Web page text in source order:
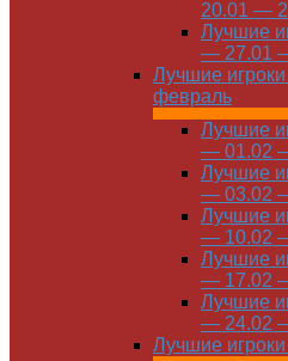
20.01 —
Лучшие
— 27.01
Лучшие
февраль
Лучшие
— 01.02
Лучшие
— 03.02
Лучшие
— 10.02
Лучшие
— 17.02
Лучшие
— 24.02
Лучшие